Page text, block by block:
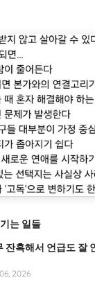
는 일들
잔혹해서 언급도 잘
2026